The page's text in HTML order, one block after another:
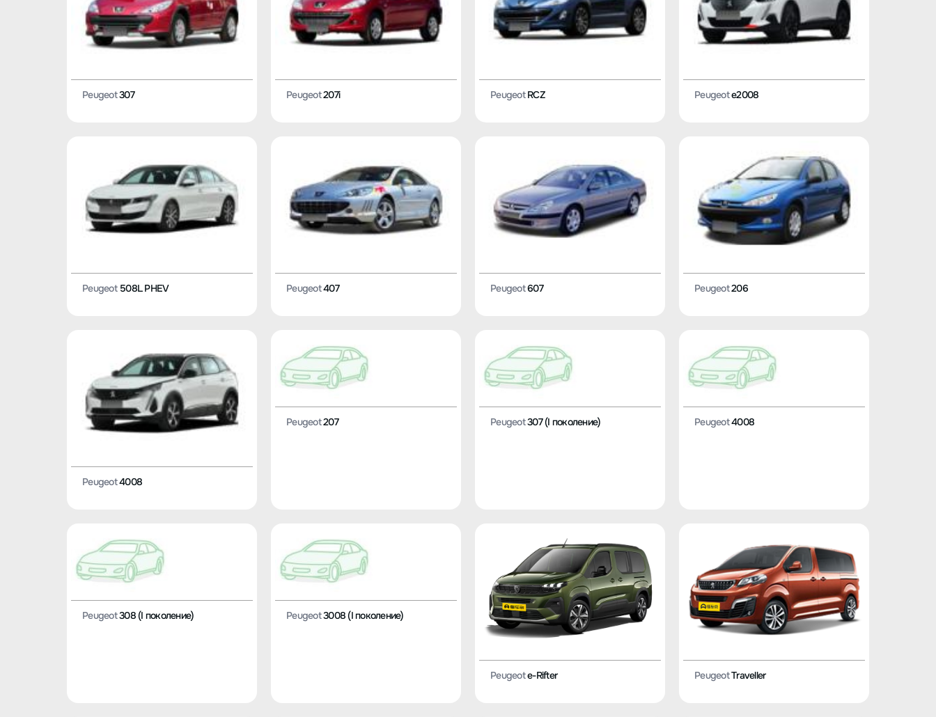
Peugeot307 Peugeot207i PeugeotRCZ Peugeote2008
Peugeot508L PHEV Peugeot407 Peugeot607 Peugeot206
Peugeot4008
Peugeot207 Peugeot307 (I поколение) Peugeot4008
Peugeot308 (I поколение) Peugeot3008 (I поколение)
Peugeote-Rifter PeugeotTraveller